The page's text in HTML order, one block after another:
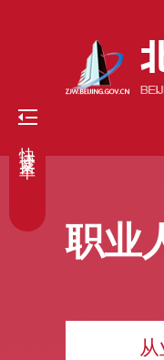
职业
快捷菜单